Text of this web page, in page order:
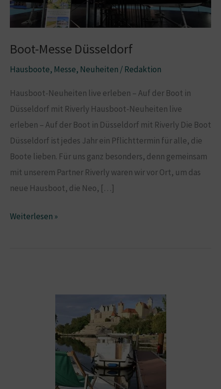
Boot-Messe Düsseldorf
Hausboote, Messe, Neuheiten /Redaktion
Hausboot-Neuheiten live erleben – Auf der Boot in
Düsseldorf mit Riverly Hausboot-Neuheiten live
erleben – Auf der Boot in Düsseldorf mit Riverly Die Boot
Düsseldorf ist jedes Jahr ein Pflichttermin für alle, die
Boote lieben. Für uns ganz besonders, denn gemeinsam
mit unserem Partner Riverly waren wir vor Ort, um das
neue Hausboot, die Neo, […]
Boot-
Weiterlesen »